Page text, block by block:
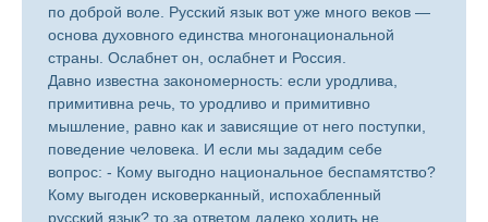
по доброй воле. Русский язык вот уже много веков —
основа духовного единства многонациональной
страны. Ослабнет он, ослабнет и Россия.
Давно известна закономерность: если уродлива,
примитивна речь, то уродливо и примитивно
мышление, равно как и зависящие от него поступки,
поведение человека. И если мы зададим себе
вопрос: - Кому выгодно национальное беспамятство?
Кому выгоден исковерканный, испохабленный
русский язык? то за ответом далеко ходить не